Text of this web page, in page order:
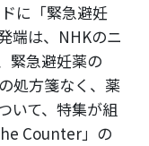
に「緊急避妊
端は、NHKのニ
緊急避妊薬の
処方箋なく、薬
いて、特集が組
Counter」の